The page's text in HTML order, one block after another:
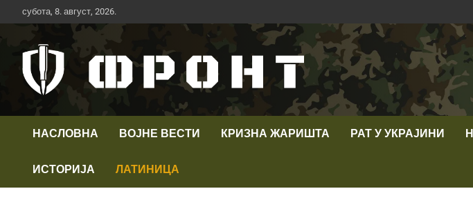
Скип
то
субота, 8. август, 2026.
Телевизија ФРОНТ
НАСЛОВНА ВОЈНЕ ВЕСТИ КРИЗНА ЖАРИШТА РАТ У УКРАЈИНИ
ИСТОРИЈА ЛАТИНИЦА